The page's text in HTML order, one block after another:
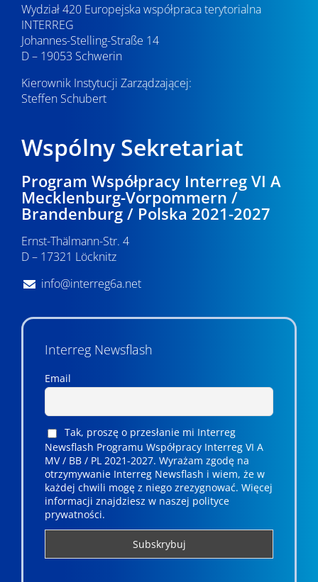
Wydział 420 Europejska współpraca terytorialna
INTERREG
Johannes-Stelling-Straße 14
D – 19053 Schwerin
Kierownik Instytucji Zarządzającej:
Steffen Schubert
Wspólny Sekretariat
Program Współpracy Interreg VI A
Mecklenburg-Vorpommern /
Brandenburg / Polska 2021-2027
Ernst-Thälmann-Str. 4
D – 17321 Löcknitz
info@interreg6a.net
Interreg Newsflash
Email
Tak, proszę o przesłanie mi Interreg
Newsflash Programu Współpracy Interreg VI A
MV / BB / PL 2021-2027. Wyrażam zgodę na
otrzymywanie Interreg Newsflash i wiem, że w
każdej chwili mogę z niego zrezygnować. ­­Więcej
informacji znajdziesz w naszej polityce
prywatności.